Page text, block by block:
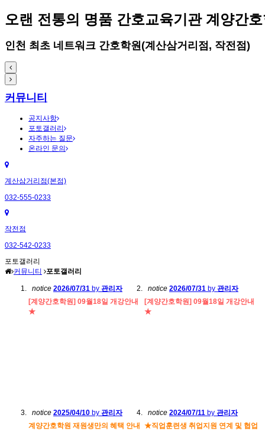
오랜 전통의 명품 간호교육기관 계양간
인천 최초 네트워크 간호학원(계산삼거리점, 작전점)
커뮤니티
공지사항
포토갤러리
자주하는 질문
온라인 문의
계산삼거리점(본점)
032-555-0233
작전점
032-542-0233
포토갤러리
커뮤니티
포토갤러리
notice 2026/07/31 by 관리자
[계양간호학원] 09월18일 개강안내
★
notice 2026/07/31 by 관리자
[계양간호학원] 09월18일 개강안내
★
notice 2025/04/10 by 관리자
계양간호학원 재원생만의 혜택 안내
notice 2024/07/11 by 관리자
★직업훈련생 취업지원 연계 및 협업